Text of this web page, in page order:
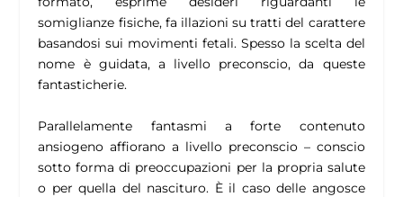
somiglianze fisiche, fa illazioni su tratti del carattere
basandosi sui movimenti fetali. Spesso la scelta del
nome è guidata, a livello preconscio, da queste
fantasticherie.
Parallelamente fantasmi a forte contenuto
ansiogeno affiorano a livello preconscio – conscio
sotto forma di preoccupazioni per la propria salute
o per quella del nascituro. È il caso delle angosce